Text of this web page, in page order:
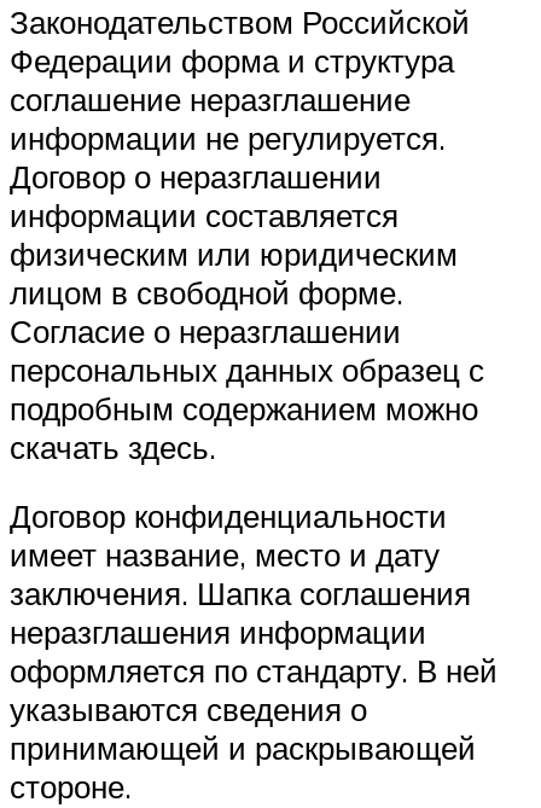
Законодательством Российской
Федерации форма и структура
соглашение неразглашение
информации не регулируется.
Договор о неразглашении
информации составляется
физическим или юридическим
лицом в свободной форме.
Согласие о неразглашении
персональных данных образец с
подробным содержанием можно
скачать здесь.
Договор конфиденциальности
имеет название, место и дату
заключения. Шапка соглашения
неразглашения информации
оформляется по стандарту. В ней
указываются сведения о
принимающей и раскрывающей
стороне.